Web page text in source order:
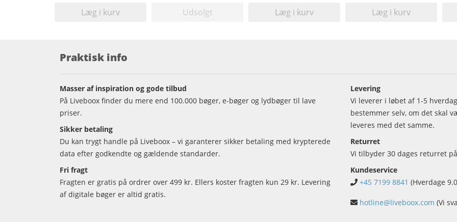
Læg i kurv Udsolgt Læg i kurv Læg i kurv
Praktisk info
Masser af inspiration og gode tilbud
På Liveboox finder du mere end 100.000 bøger, e-bøger og lydbøger til lave
priser.
Sikker betaling
Du kan trygt handle på Liveboox – vi garanterer sikker betaling med krypterede
data efter godkendte og gældende standarder.
Fri fragt
Fragten er gratis på ordrer over 499 kr. Ellers koster fragten kun 29 kr. Levering
af digitale bøger er altid gratis.
Levering
Vi leverer i løbet af 1-5
bestemmer selv, om det skal
leveres med det samme.
Returret
Vi tilbyder 30 dages returret
Kundeservice
+45 7199 8841 (Hverdage
hotline@liveboox.com (Vi